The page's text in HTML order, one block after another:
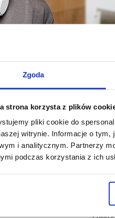
Zgoda
strona korzysta z plików
pliki cookie do
witrynie. Informacje o tym,
i analitycznym. Partnerzy
podczas korzystania z ich
Pedagogiki i Filozofii całe
Mapa